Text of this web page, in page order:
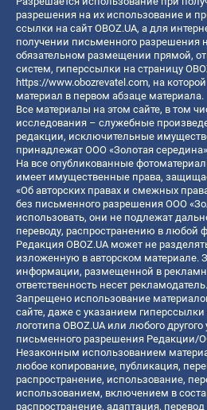
разрешения на их использование и
ссылки на сайт OBOZ.UA, а для
получении письменного разрешения
обязательном размещении прямой,
систем, гиперссылки на страницу
https://www.obozrevatel.com, на
материал в первом абзаце материала.
Все материалы на этом сайте, в том
исследования – служебные
редакции, исключительные
принадлежат ООО «Золотая
На все опубликованные
имеет имущественные права,
«Об авторских правах и смежных
без письменного разрешения ООО
использовать, они не подлежат
переводу, распространению в любой
Редакция OBOZ.UA может не
изложенную в авторском материале.
информации, размещенной в
ответственность несет рекламодатель.
Запрещено использование
сайте, даже с указанием гиперссылки
логотипа OBOZ.UA или любого
письменного разрешения Редакции/
Незаконным использованием
любое копирование, публикация,
распространение, использование,
использованием, включением в
распространение, адаптация,